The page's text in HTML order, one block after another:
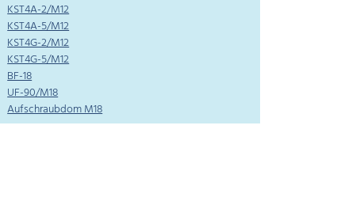
KST4A-2/M12
KST4A-5/M12
KST4G-2/M12
KST4G-5/M12
BF-18
UF-90/M18
Aufschraubdom M18